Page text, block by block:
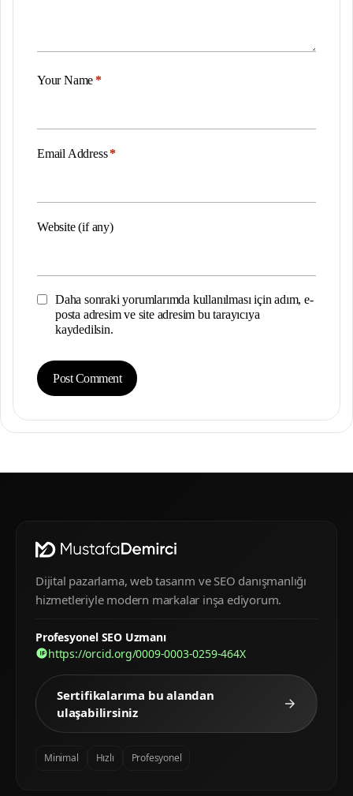
Your Name*
Email Address*
Website (if any)
Daha sonraki yorumlarımda kullanılması için adım, e-
posta adresim ve site adresim bu tarayıcıya
kaydedilsin.
Dijital pazarlama, web tasarım ve SEO danışmanlığı
hizmetleriyle modern markalar inşa ediyorum.
Profesyonel SEO Uzmanı
https://orcid.org/0009-0003-0259-464X
Sertifikalarıma bu alandan
ulaşabilirsiniz
Minimal Hızlı Profesyonel